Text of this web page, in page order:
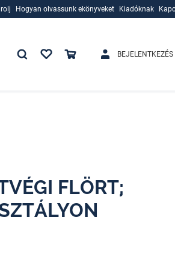
Hogyan olvassunk ekönyveket
Kiadóknak
FLÖRT;